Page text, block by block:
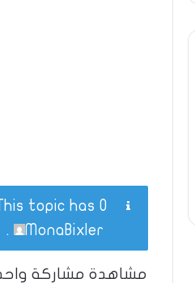
This topic has 0 ردود, مشارك واحد, and was last updated
MonaBixler
.
مشاهدة مشاركة